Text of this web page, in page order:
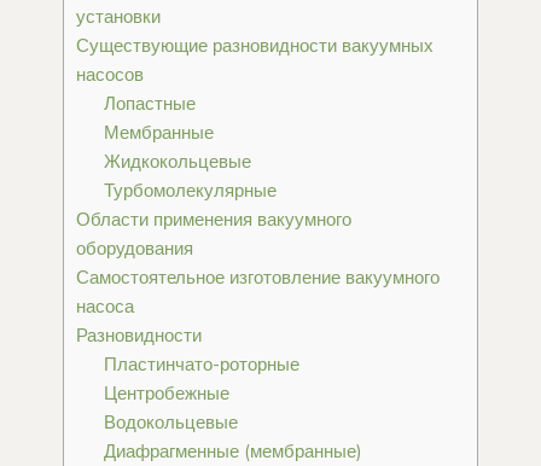
установки
Существующие разновидности вакуумных
насосов
Лопастные
Мембранные
Жидкокольцевые
Турбомолекулярные
Области применения вакуумного
оборудования
Самостоятельное изготовление вакуумного
насоса
Разновидности
Пластинчато-роторные
Центробежные
Водокольцевые
Диафрагменные (мембранные)